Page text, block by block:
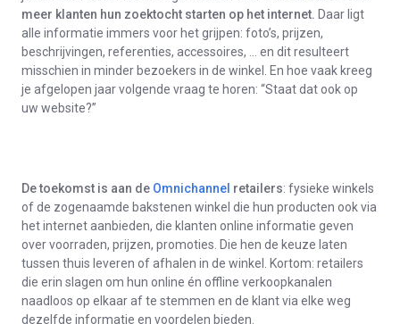
meer klanten hun zoektocht starten op het internet. Daar ligt
alle informatie immers voor het grijpen: foto’s, prijzen,
beschrijvingen, referenties, accessoires, … en dit resulteert
misschien in minder bezoekers in de winkel. En hoe vaak kreeg
je afgelopen jaar volgende vraag te horen: “Staat dat ook op
uw website?”
De toekomst is aan de Omnichannel retailers: fysieke winkels
of de zogenaamde bakstenen winkel die hun producten ook via
het internet aanbieden, die klanten online informatie geven
over voorraden, prijzen, promoties. Die hen de keuze laten
tussen thuis leveren of afhalen in de winkel. Kortom: retailers
die erin slagen om hun online én offline verkoopkanalen
naadloos op elkaar af te stemmen en de klant via elke weg
dezelfde informatie en voordelen bieden.